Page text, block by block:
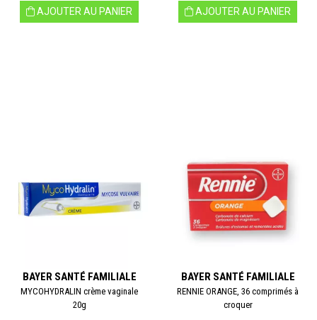
AJOUTER AU PANIER AJOUTER AU PANIER
BAYER SANTÉ FAMILIALE
MYCOHYDRALIN crème vaginale
20g
BAYER SANTÉ FAMILIALE
RENNIE ORANGE, 36 comprimés à
croquer